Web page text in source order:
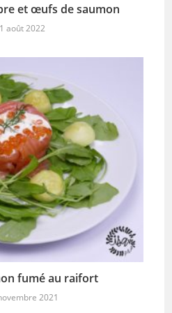
et œufs de saumon
1 août 2022
fumé au raifort
2021